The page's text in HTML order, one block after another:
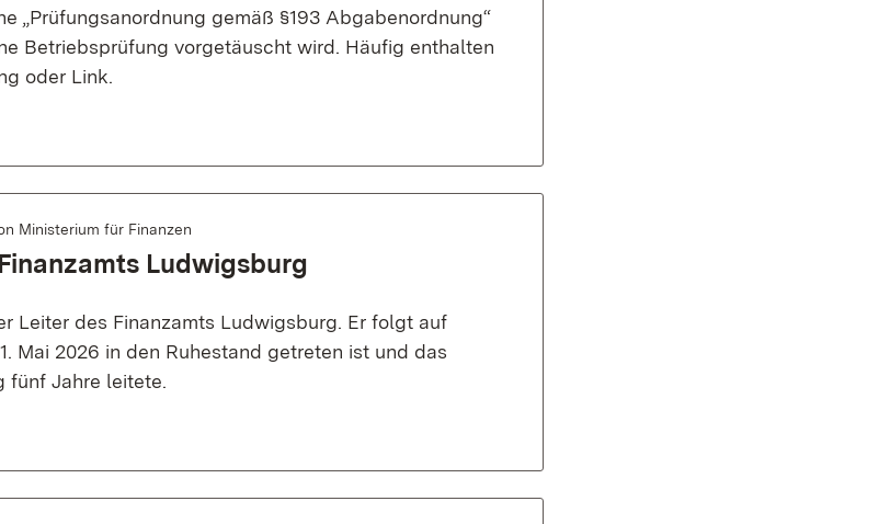
„Prüfungsanordnung gemäß §193 Abgabenordnung“
Betriebsprüfung vorgetäuscht wird. Häufig enthalten
oder Link.
Ministerium für Finanzen
Ludwigsburg
Leiter des Finanzamts Ludwigsburg. Er folgt auf
Mai 2026 in den Ruhestand getreten ist und das
fünf Jahre leitete.